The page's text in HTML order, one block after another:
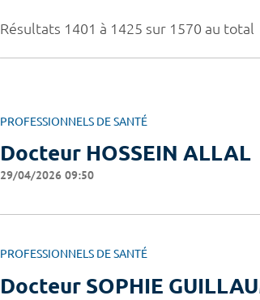
Résultats 1401 à 1425 sur 1570 au total
PROFESSIONNELS DE SANTÉ
Docteur HOSSEIN ALLAL
29/04/2026 09:50
PROFESSIONNELS DE SANTÉ
Docteur SOPHIE